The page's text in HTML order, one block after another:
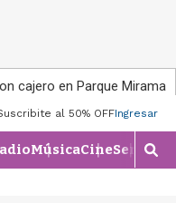
cajero en Parque Miramar
al 50% OFFIngresar
MúsicaCineSeries
M
o